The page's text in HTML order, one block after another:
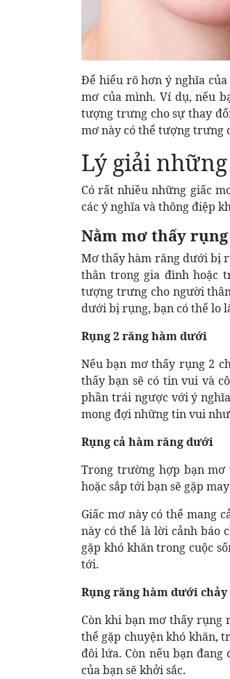
Để hiểu rõ hơn ý nghĩa
mơ của mình. Ví dụ, nếu
tượng trưng cho sự thay
mơ này có thể tượng trưng
Lý giải
Có rất nhiều những giấc
các ý nghĩa và thông điệp
Nằm mơ thấy
Mơ thấy hàm răng dưới bị
thân trong gia đình hoặc
tượng trưng cho người
dưới bị rụng, bạn có thể lo
Rụng 2 răng hàm dưới
Nếu bạn mơ thấy rụng 2
thấy bạn sẽ có tin vui và
phần trái ngược với ý
mong đợi những tin vui
Rụng cả hàm răng dưới
Trong trường hợp bạn
hoặc sắp tới bạn sẽ gặp
Giấc mơ này có thể mang
này có thể là lời cảnh báo
gặp khó khăn trong cuộc
tới.
Rụng răng hàm dưới
Còn khi bạn mơ thấy rụng
thể gặp chuyện khó khăn,
đôi lứa. Còn nếu bạn
của bạn sẽ khởi sắc.